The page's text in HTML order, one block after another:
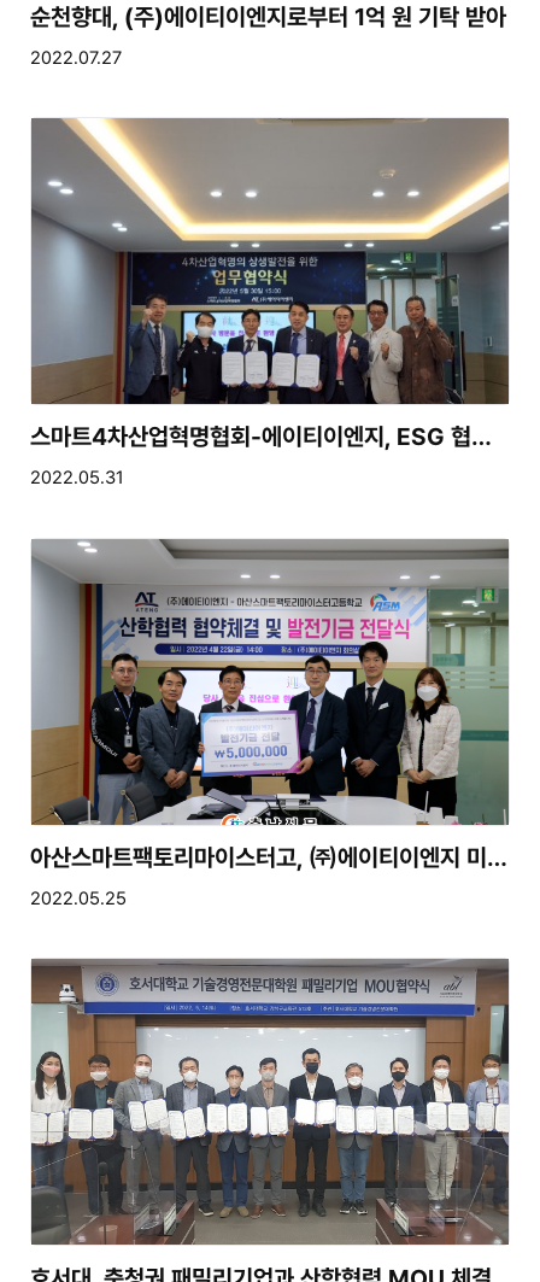
순천향대, (주)에이티이엔지로부터 1억 원 기탁 받아
2022.07.27
스마트4차산업혁명협회-에이티이엔지, ESG 협력·연구자 지원 위한 기부협약
2022.05.31
아산스마트팩토리마이스터고, ㈜에이티이엔지 미래우수인재 장학생 선발
2022.05.25